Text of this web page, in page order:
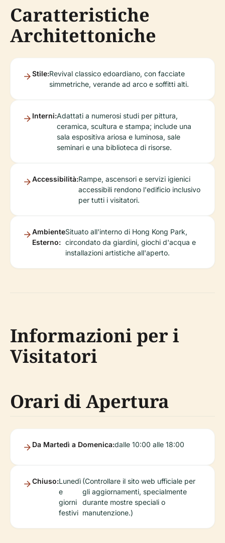
Caratteristiche
Architettoniche
Stile:Revival classico edoardiano, con facciate
simmetriche, verande ad arco e soffitti alti.
Interni:Adattati a numerosi studi per pittura,
ceramica, scultura e stampa; include una
sala espositiva ariosa e luminosa, sale
seminari e una biblioteca di risorse.
Accessibilità:Rampe, ascensori e servizi igienici
accessibili rendono l'edificio inclusivo
per tutti i visitatori.
Ambiente
Esterno:
Situato all'interno di Hong Kong Park,
circondato da giardini, giochi d'acqua e
installazioni artistiche all'aperto.
Informazioni per i
Visitatori
Orari di Apertura
Da Martedì a Domenica:dalle 10:00 alle 18:00
Chiuso:Lunedì
e
giorni
festivi
(Controllare il sito web ufficiale per
gli aggiornamenti, specialmente
durante mostre speciali o
manutenzione.)